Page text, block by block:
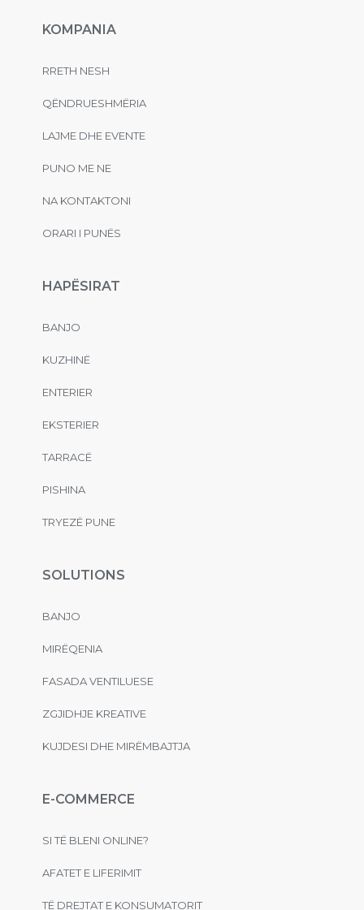
KOMPANIA
RRETH NESH
QËNDRUESHMËRIA
LAJME DHE EVENTE
PUNO ME NE
NA KONTAKTONI
ORARI I PUNËS
HAPËSIRAT
BANJO
KUZHINË
ENTERIER
EKSTERIER
TARRACË
PISHINA
TRYEZË PUNE
SOLUTIONS
BANJO
MIRËQENIA
FASADA VENTILUESE
ZGJIDHJE KREATIVE
KUJDESI DHE MIRËMBAJTJA
E-COMMERCE
SI TË BLENI ONLINE?
AFATET E LIFERIMIT
TË DREJTAT E KONSUMATORIT